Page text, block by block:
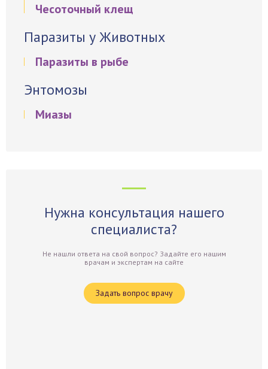
Чесоточный клещ
Паразиты у Животных
Паразиты в рыбе
Энтомозы
Миазы
Нужна консультация нашего
специалиста?
Не нашли ответа на свой вопрос? Задайте его нашим
врачам и экспертам на сайте
Задать вопрос врачу